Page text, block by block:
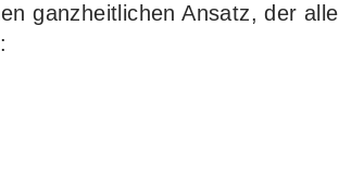
ganzheitlichen Ansatz, der alle